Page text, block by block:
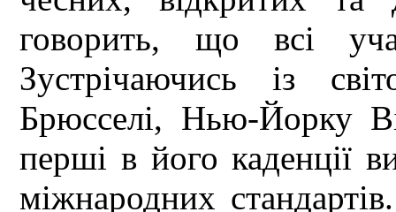
говорить, що всі
Зустрічаючись із
Брюсселі, Нью-Йорку
перші в його каденції
міжнародних